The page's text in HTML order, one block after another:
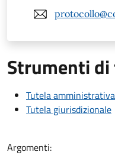
Strumenti
Tutela amministrativa
Tutela giurisdizionale
Argomenti: